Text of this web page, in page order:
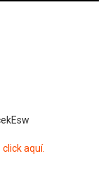
click aquí.